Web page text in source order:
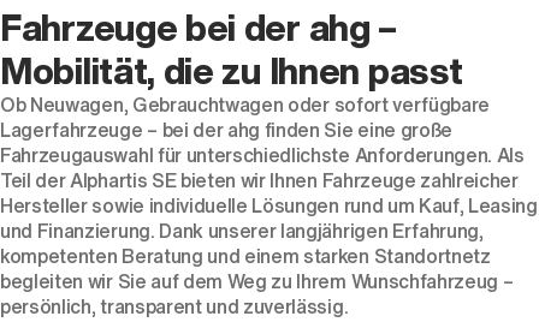
Unternehmen
Standorte
Karriere
News
Fahrzeuge bei der ahg –
Mobilität, die zu Ihnen passt
ObNeuwagen, Gebrauchtwagen oder sofort verfügbare
Lagerfahrzeuge – bei der ahg finden Sie eine große
Fahrzeugauswahl für unterschiedlichste Anforderungen. Als
Teil der Alphartis SE bieten wir Ihnen Fahrzeuge zahlreicher
Hersteller sowie individuelle Lösungen rund um Kauf, Leasing
und Finanzierung. Dank unserer langjährigen Erfahrung,
kompetenten Beratung und einem starken Standortnetz
begleiten wir Sie auf dem Weg zu Ihrem Wunschfahrzeug –
persönlich, transparent und zuverlässig.